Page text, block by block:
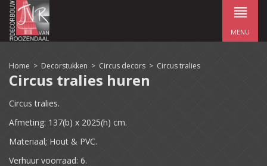
MENU
Home > Decorstukken > Circus decors > Circus tralies
Circus tralies huren
Circus tralies.
Afmeting: 137(b) x 2025(h) cm.
Materiaal; Hout & PVC.
Verhuur voorraad: 6.